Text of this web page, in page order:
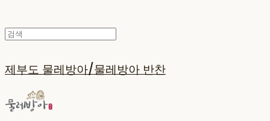
제부도 물레방아/물레방아 반찬